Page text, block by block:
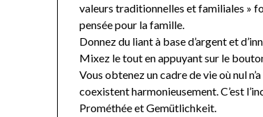
valeurs traditionnelles et familiales »
pensée pour la famille.
Donnez du liant à base d’argent et
Mixez le tout en appuyant sur le
Vous obtenez un cadre de vie où nul
coexistent harmonieusement. C’est
Prométhée et Gemütlichkeit.